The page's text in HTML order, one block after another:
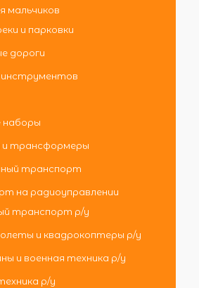
мальчиков
и парковки
дороги
наборы
трансформеры
транспорт
на радиоуправлении
транспорт р/у
и квадрокоптеры р/у
и военная техника р/у
р/у